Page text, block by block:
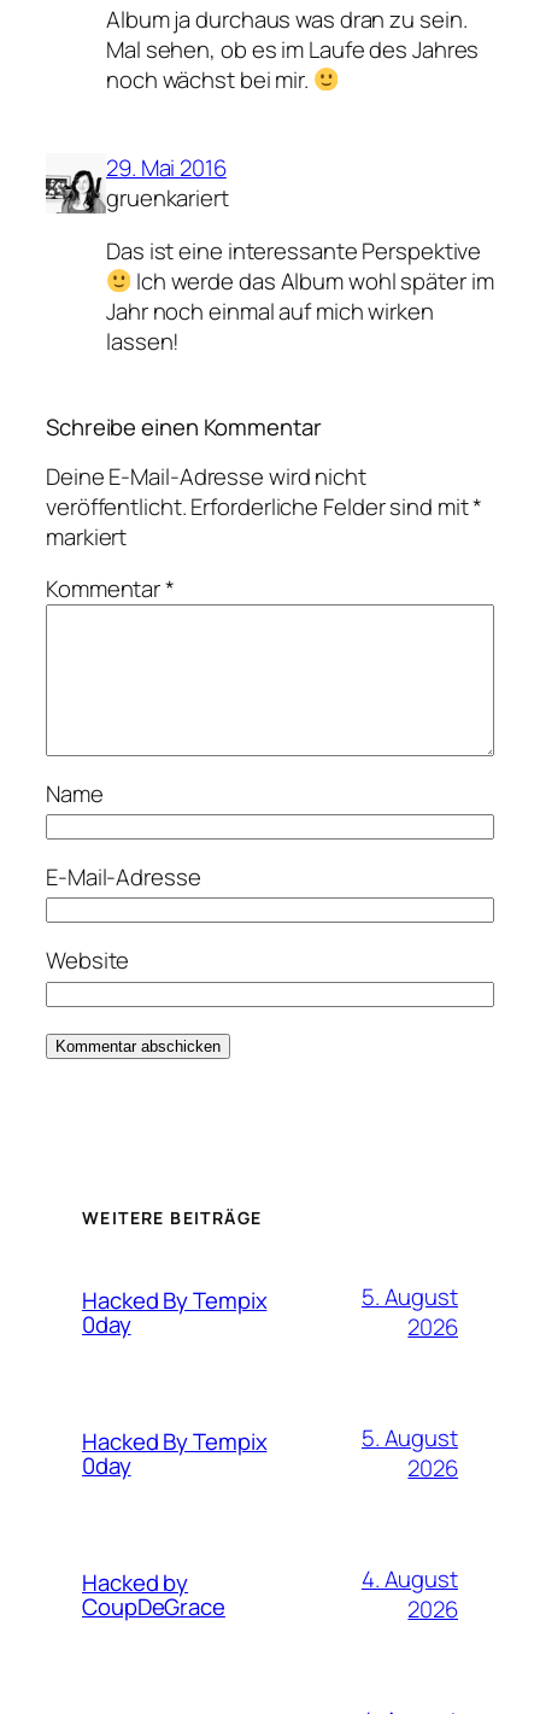
Album ja durchaus was dran zu sein.
Mal sehen, ob es im Laufe des Jahres
noch wächst bei mir.
29. Mai 2016
gruenkariert
Das ist eine interessante Perspektive
Ich werde das Album wohl später im
Jahr noch einmal auf mich wirken
lassen!
Schreibe einen Kommentar
Deine E-Mail-Adresse wird nicht
veröffentlicht.Erforderliche Felder sind mit*
markiert
Kommentar*
Name
E-Mail-Adresse
Website
WEITERE BEITRÄGE
Hacked By Tempix
0day
5. August
2026
Hacked By Tempix
0day
5. August
2026
Hacked by
CoupDeGrace
4. August
2026